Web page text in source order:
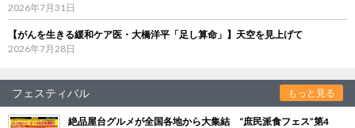
2026年7月31日
【がんを生きる緩和ケア医・大橋洋平「足し算命」】天空を見上げて
2026年7月28日
フェスティバル もっと見る
絶品屋台グルメが全国各地から大集結 “庶民派食フェス”第4